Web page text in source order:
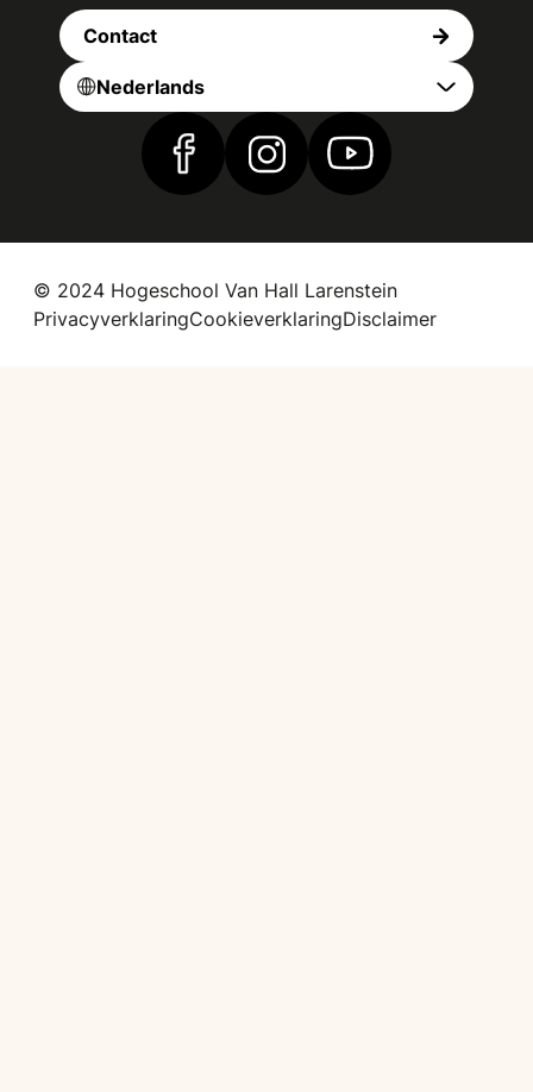
Contact
Nederlands
Vind ons op Facebook
Vind ons op Instagram
Vind ons op
© 2024 Hogeschool Van Hall Larenstein
PrivacyverklaringCookieverklaringDisclaimer